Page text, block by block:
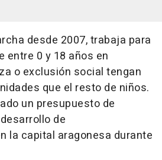
desde 2007, trabaja para
entre 0 y 18 años en
o exclusión social tengan
que el resto de niños.
un presupuesto de
de
la capital aragonesa durante